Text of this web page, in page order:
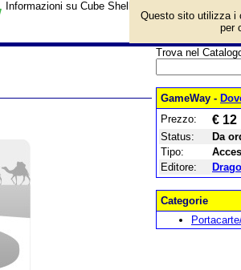
Informazioni su Cube Shell Forest Green e
Trova nel
GameWay -
Prezzo:
€ 12
Status:
Da
Tipo:
Editore:
Categorie
Questo sito utilizza i
per